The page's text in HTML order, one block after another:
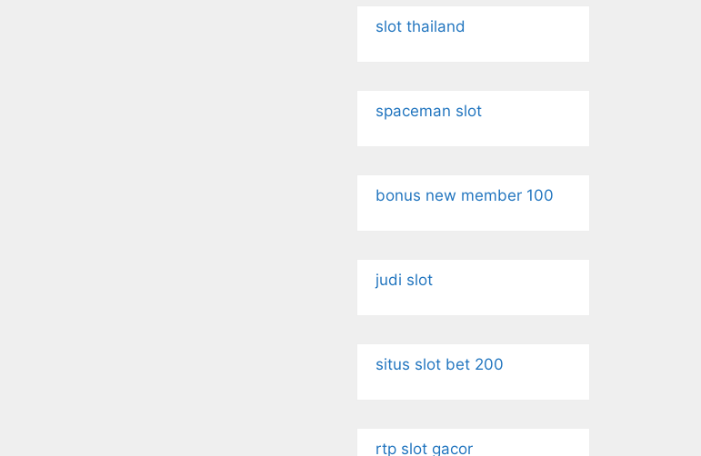
slot thailand
spaceman slot
bonus new member 100
judi slot
situs slot bet 200
rtp slot gacor